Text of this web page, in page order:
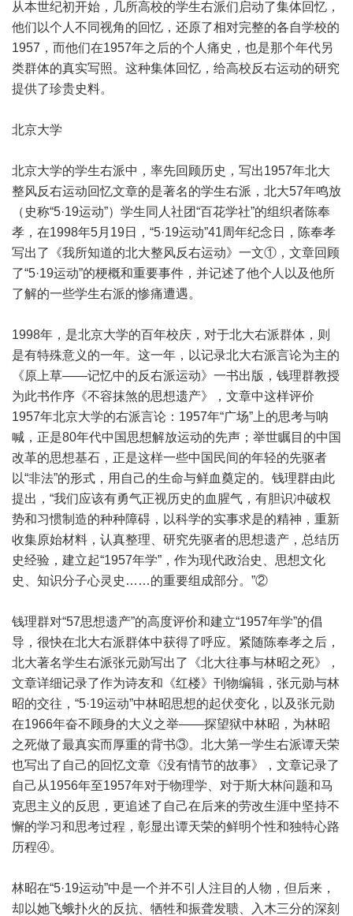
从本世纪初开始，几所高校的学生右派们启动了集体回忆，
他们以个人不同视角的回忆，还原了相对完整的各自学校的
1957，而他们在1957年之后的个人痛史，也是那个年代另
类群体的真实写照。这种集体回忆，给高校反右运动的研究
提供了珍贵史料。
北京大学
北京大学的学生右派中，率先回顾历史，写出1957年北大
整风反右运动回忆文章的是著名的学生右派，北大57年鸣放
（史称“5·19运动”）学生同人社团“百花学社”的组织者陈奉
孝，在1998年5月19日，“5·19运动”41周年纪念日，陈奉孝
写出了《我所知道的北大整风反右运动》一文①，文章回顾
了“5·19运动”的梗概和重要事件，并记述了他个人以及他所
了解的一些学生右派的惨痛遭遇。
1998年，是北京大学的百年校庆，对于北大右派群体，则
是有特殊意义的一年。这一年，以记录北大右派言论为主的
《原上草——记忆中的反右派运动》一书出版，钱理群教授
为此书作序《不容抹煞的思想遗产》，文章中这样评价
1957年北京大学的右派言论：1957年“广场”上的思考与呐
喊，正是80年代中国思想解放运动的先声；举世瞩目的中国
改革的思想基石，正是这样一些中国民间的年轻的先驱者
以“非法”的形式，用自己的生命与鲜血奠定的。钱理群由此
提出，“我们应该有勇气正视历史的血腥气，有胆识冲破权
势和习惯制造的种种障碍，以科学的实事求是的精神，重新
收集原始材料，认真整理、研究先驱者的思想遗产，总结历
史经验，建立起“1957年学”，作为现代政治史、思想文化
史、知识分子心灵史……的重要组成部分。”②
钱理群对“57思想遗产”的高度评价和建立“1957年学”的倡
导，很快在北大右派群体中获得了呼应。紧随陈奉孝之后，
北大著名学生右派张元勋写出了《北大往事与林昭之死》，
文章详细记录了作为诗友和《红楼》刊物编辑，张元勋与林
昭的交往，“5·19运动”中林昭思想的起伏变化，以及张元勋
在1966年奋不顾身的大义之举——探望狱中林昭，为林昭
之死做了最真实而厚重的背书③。北大第一学生右派谭天荣
也写出了自己的回忆文章《没有情节的故事》，文章记录了
自己从1956年至1957年对于物理学、对于斯大林问题和马
克思主义的反思，更追述了自己在后来的劳改生涯中坚持不
懈的学习和思考过程，彰显出谭天荣的鲜明个性和独特心路
历程④。
林昭在“5·19运动”中是一个并不引人注目的人物，但后来，
却以她飞蛾扑火的反抗、牺牲和振聋发聩、入木三分的深刻